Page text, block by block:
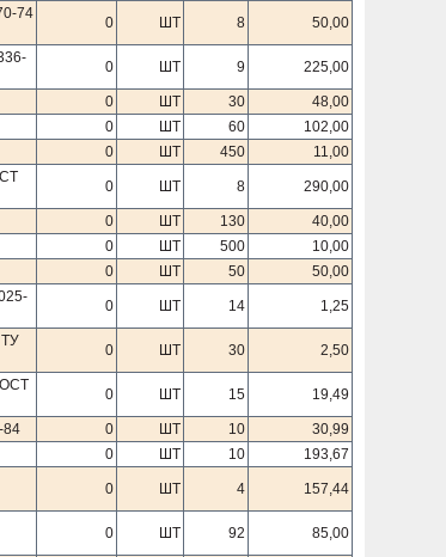
74
0 ШТ 8 50,00
0 ШТ 9 225,00
0 ШТ 30
48,00
0 ШТ 60
102,00
0 ШТ 450 11,00
0 ШТ 8 290,00
0 ШТ 130
40,00
0 ШТ 500
10,00
0 ШТ 50 50,00
0 ШТ 14 1,25
0 ШТ 30 2,50
0 ШТ 15 19,49
0 ШТ 10
30,99
0 ШТ 10 193,67
0 ШТ 4 157,44
0 ШТ 92 85,00